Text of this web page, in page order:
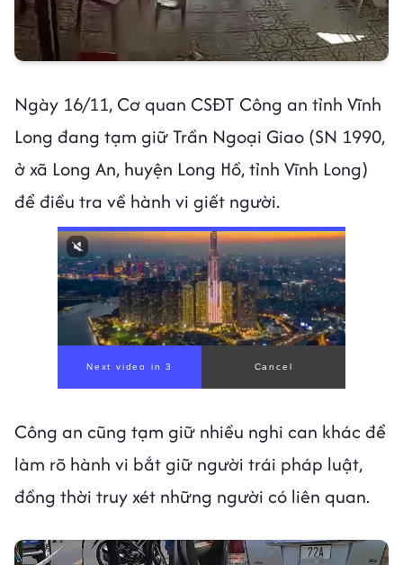
Ngày 16/11, Cơ quan CSĐT Công an tỉnh Vĩnh
Long đang tạm giữ Trần Ngoại Giao (SN 1990,
ở xã Long An, huyện Long Hồ, tỉnh Vĩnh Long)
để điều tra về hành vi giết người.
Công an cũng tạm giữ nhiều nghi can khác để
làm rõ hành vi bắt giữ người trái pháp luật,
đồng thời truy xét những người có liên quan.